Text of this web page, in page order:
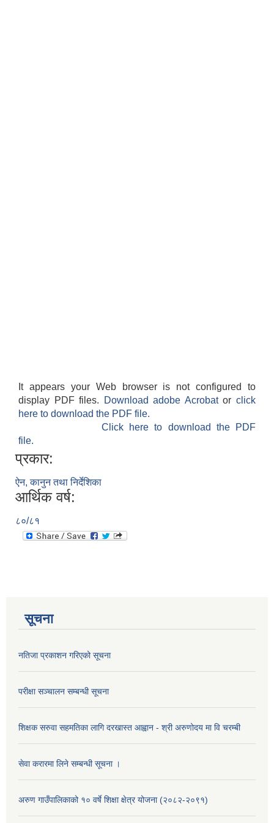
It appears your Web browser is not configured to
display PDF files.
Download adobe Acrobatorclick
here to download the PDF file.
Click here to download the PDF
file.
प्रकार:
ऐन, कानुन तथा निर्देशिका
आर्थिक वर्ष:
८०/८१
सूचना
नतिजा प्रकाशन गरिएको सूचना
परीक्षा सञ्चालन सम्बन्धी सूचना
शिक्षक सरुवा सहमतिका लागि दरखास्त आह्वान - श्री अरुणोदय मा वि चरम्बी
सेवा करारमा लिने सम्बन्धी सूचना ।
अरुण गाउँपालिकाको १० वर्षे शिक्षा क्षेत्र योजना (२०८२-२०९१)